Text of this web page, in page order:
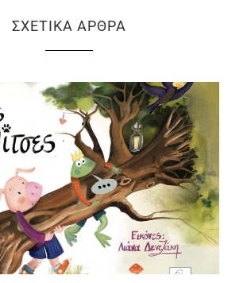
ΣΧΕΤΙΚΆ ΆΡΘΡΑ